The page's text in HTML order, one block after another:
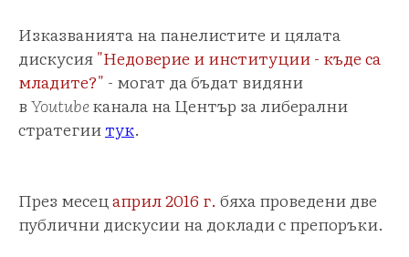
Изказванията на панелистите и цялата
дискусия"Недоверие и институции - къде са
младите?" - могат да бъдат видяни
вYoutubeканала на Център за либерални
стратегиитук.
През месецаприл 2016 г. бяха проведени две
публични дискусии на доклади с препоръки.